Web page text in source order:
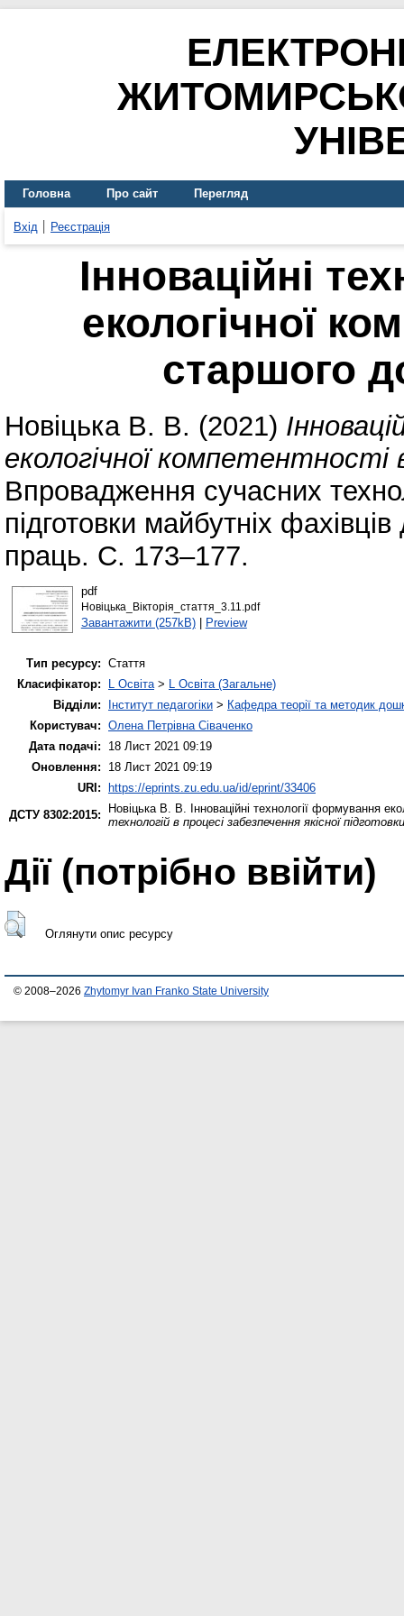
Головна Про сайт Перегляд
Вхід Реєстрація
Інноваційні
екологічної
старшого
Новіцька В. В. (2021)
екологічної
Впровадження сучасних
підготовки майбутніх
праць. С. 173–177.
pdf
Новіцька_Вікторія_стаття_3.11.pdf
Завантажити (257kB)| Preview
Тип ресурсу: Стаття
Класифікатор:
L Освіта> L Освіта (Загальне)
Відділи:
Інститут педагогіки > Кафедра теорії та методик
Користувач: Олена Петрівна Сіваченко
Дата подачі:
18 Лист 2021 09:19
Оновлення:
18 Лист 2021 09:19
URI:
https://eprints.zu.edu.ua/id/eprint/33406
ДСТУ 8302:2015:
Новіцька В. В. Інноваційні технології формування
технологій в процесі забезпечення якісної
Дії ​​(потрібно ввійти)
Оглянути опис ресурсу
© 2008–2026 Zhytomyr Ivan Franko State University